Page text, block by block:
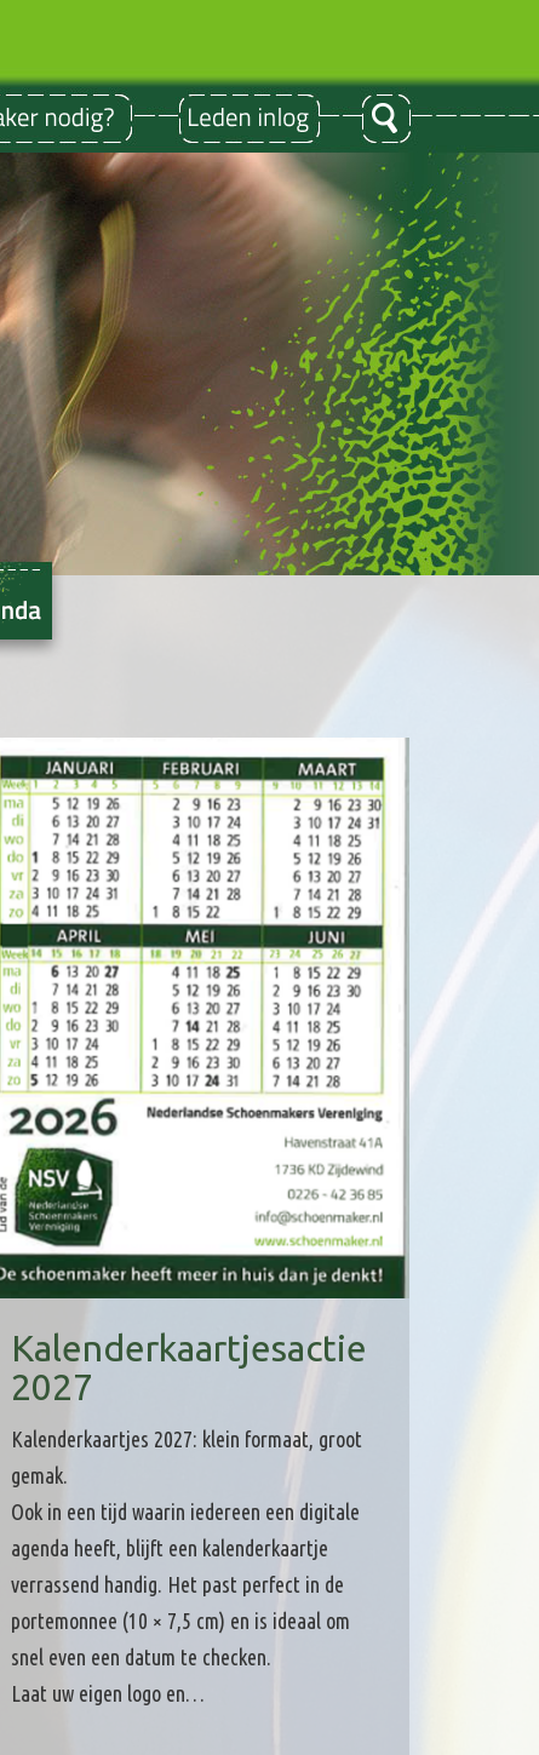
Kalenderkaartjesactie
2027
Kalenderkaartjes 2027: klein formaat, groot
gemak.
Ook in een tijd waarin iedereen een digitale
agenda heeft, blijft een kalenderkaartje
verrassend handig. Het past perfect in de
portemonnee (10 × 7,5 cm) en is ideaal om
snel even een datum te checken.
Laat uw eigen logo en…